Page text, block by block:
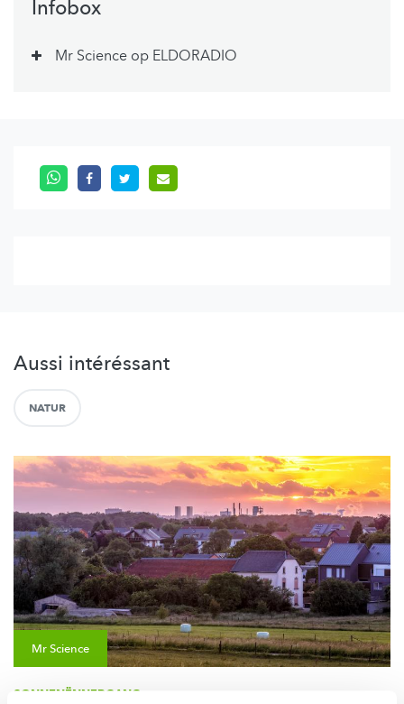
Infobox
Mr Science op ELDORADIO
Aussi intéréssant
NATUR
Mr Science
SONNENËNNERGANG